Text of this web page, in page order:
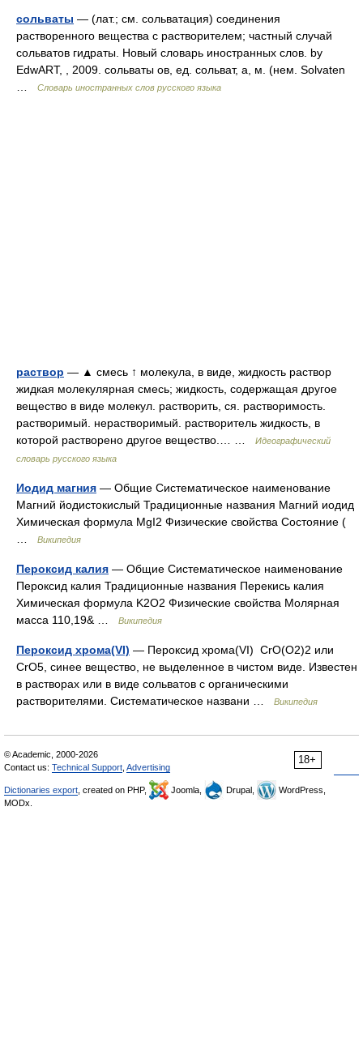
сольваты — (лат.; см. сольватация) соединения
растворенного вещества с растворителем; частный случай
сольватов гидраты. Новый словарь иностранных слов. by
EdwART, , 2009. сольваты ов, ед. сольват, а, м. (нем. Solvaten
Словарь иностранных слов русского языка
раствор — ▲ смесь ↑ молекула, в виде, жидкость раствор
жидкая молекулярная смесь; жидкость, содержащая другое
вещество в виде молекул. растворить, ся. растворимость.
растворимый. нерастворимый. растворитель жидкость, в
которой растворено другое вещество.… …
Идеографический
словарь русского языка
Иодид магния — Общие Систематическое наименование
Магний йодистокислый Традиционные названия Магний иодид
Химическая формула MgI2 Физические свойства Состояние (
Википедия
Пероксид калия — Общие Систематическое наименование
Пероксид калия Традиционные названия Перекись калия
Химическая формула K2O2 Физические свойства Молярная
масса 110,19& …
Википедия
Пероксид хрома(VI) — Пероксид хрома(VI) CrO(O2)2 или
CrO5, синее вещество, не выделенное в чистом виде. Известен
в растворах или в виде сольватов с органическими
растворителями. Систематическое названи …
Википедия
18+
© Academic, 2000-2026
Contact us: Technical Support Advertising
Dictionaries export , created on PHP, Joomla, Drupal,
WordPress,
MODx.